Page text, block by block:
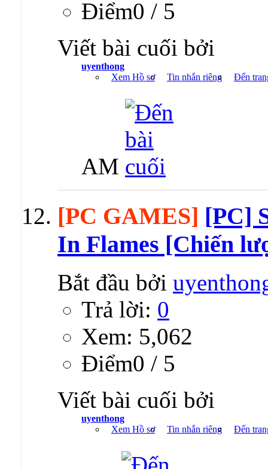
Ðiểm0 / 5
Viết bài cuối bởi
uyenthong
Xem Hồ sơ
Tin nhắn riêng Đến
AM
[PC GAMES] [PC]
In Flames [Chiến
Bắt đầu bởi
Trả lời: 0
Xem: 5,062
Ðiểm0 / 5
Viết bài cuối bởi
uyenthong
Xem Hồ sơ
Tin nhắn riêng Đến